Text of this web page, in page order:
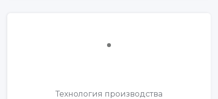
Технология производства